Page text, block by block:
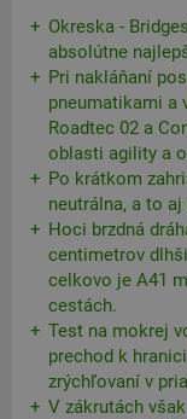
Okreska -
absolútne
Pri nakláňaní
pneumatikami a
Roadtec 02 a
oblasti agility a
Po krátkom
neutrálna, a to
Hoci brzdná
centimetrov
celkovo je A41
cestách.
Test na mokrej
prechod k
zrýchľovaní v
V zákrutách